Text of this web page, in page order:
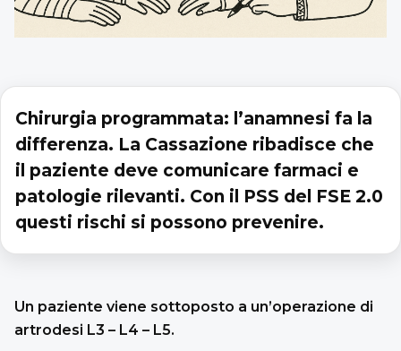
Chirurgia programmata: l’anamnesi fa la
differenza. La Cassazione ribadisce che
il paziente deve comunicare farmaci e
patologie rilevanti. Con il PSS del FSE 2.0
questi rischi si possono prevenire.
Un paziente viene sottoposto a un’operazione di
artrodesi L3 – L4 – L5.